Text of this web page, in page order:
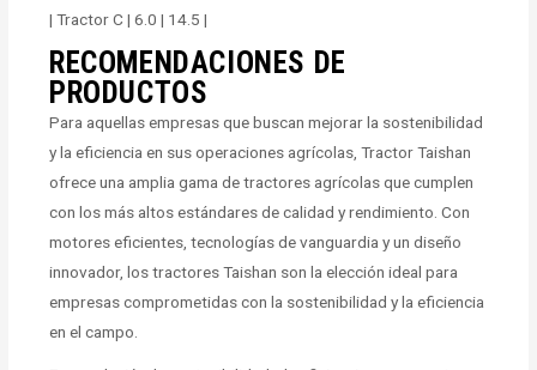
| Tractor C | 6.0 | 14.5 |
RECOMENDACIONES DE
PRODUCTOS
Para aquellas empresas que buscan mejorar la sostenibilidad
y la eficiencia en sus operaciones agrícolas, Tractor Taishan
ofrece una amplia gama de tractores agrícolas que cumplen
con los más altos estándares de calidad y rendimiento. Con
motores eficientes, tecnologías de vanguardia y un diseño
innovador, los tractores Taishan son la elección ideal para
empresas comprometidas con la sostenibilidad y la eficiencia
en el campo.